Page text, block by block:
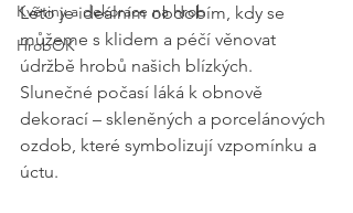
Květiny a dekorace na hrob
HrobOK
Léto je ideálním obdobím, kdy se
můžeme s klidem a péčí věnovat
údržbě hrobů našich blízkých.
Slunečné počasí láká k obnově
dekorací – skleněných a porcelánových
ozdob, které symbolizují vzpomínku a
úctu.